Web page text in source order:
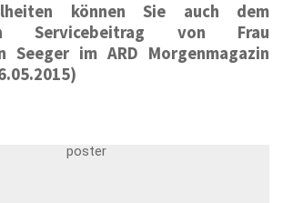
können Sie auch dem
Servicebeitrag von Frau
Seeger im ARD Morgenmagazin